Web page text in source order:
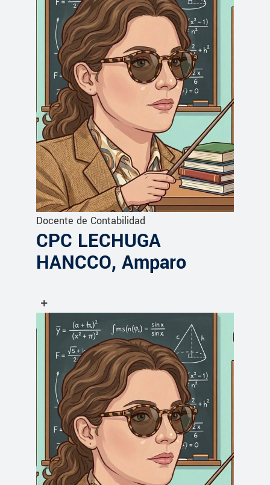
Docente de Contabilidad
CPC LECHUGA
HANCCO, Amparo